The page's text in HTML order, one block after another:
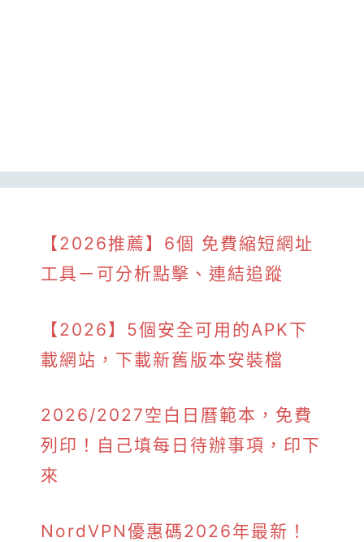
【2026推薦】6個 免費縮短網址
工具－可分析點擊、連結追蹤
【2026】5個安全可用的APK下
載網站，下載新舊版本安裝檔
2026/2027空白日曆範本，免費
列印！自己填每日待辦事項，印下
來
NordVPN優惠碼2026年最新！